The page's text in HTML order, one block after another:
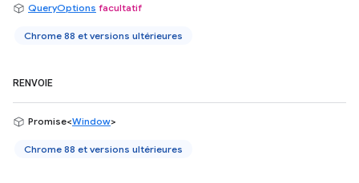
QueryOptions facultatif
Chrome 88 et versions ultérieures
RENVOIE
Promise<Window>
Chrome 88 et versions ultérieures